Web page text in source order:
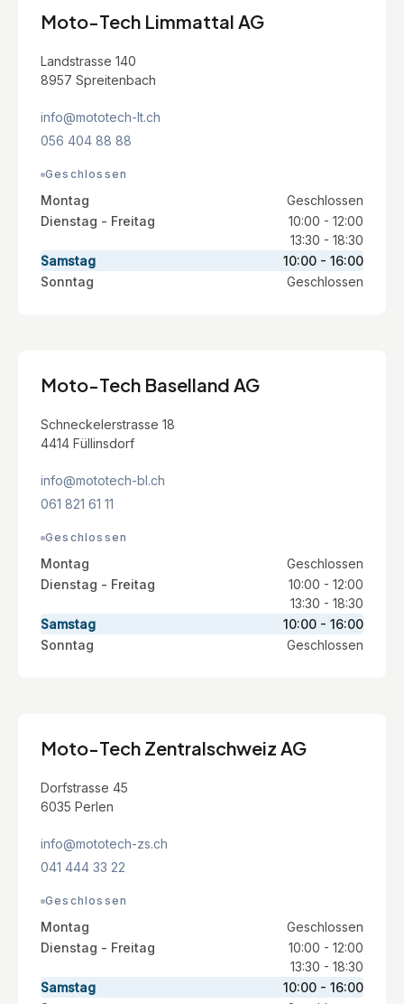
Moto-Tech Limmattal AG
Landstrasse 140
8957 Spreitenbach
info@mototech-lt.ch
056 404 88 88
Geschlossen
Montag
Geschlossen
Dienstag - Freitag
10:00 - 12:00
13:30 - 18:30
Samstag
10:00 - 16:00
Sonntag
Geschlossen
Moto-Tech Baselland AG
Schneckelerstrasse 18
4414 Füllinsdorf
info@mototech-bl.ch
061 821 61 11
Geschlossen
Montag
Geschlossen
Dienstag - Freitag
10:00 - 12:00
13:30 - 18:30
Samstag
10:00 - 16:00
Sonntag
Geschlossen
Moto-Tech Zentralschweiz AG
Dorfstrasse 45
6035 Perlen
info@mototech-zs.ch
041 444 33 22
Geschlossen
Montag
Geschlossen
Dienstag - Freitag
10:00 - 12:00
13:30 - 18:30
Samstag
10:00 - 16:00